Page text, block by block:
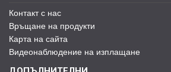
Контакт с нас
Връщане на продукти
Карта на сайта
Видеонаблюдение на изплащане